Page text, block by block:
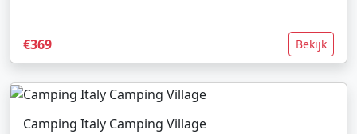
€369 Bekijk
Camping Italy Camping Village